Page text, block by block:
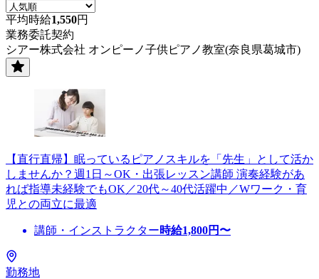
平均時給1,550円
業務委託契約
シアー株式会社 オンピーノ子供ピアノ教室(奈良県葛城市)
【直行直帰】眠っているピアノスキルを「先生」として活か
しませんか？週1日～OK・出張レッスン講師 演奏経験があ
れば指導未経験でもOK／20代～40代活躍中／Wワーク・育
児との両立に最適
講師・インストラクター時給1,800円〜
勤務地